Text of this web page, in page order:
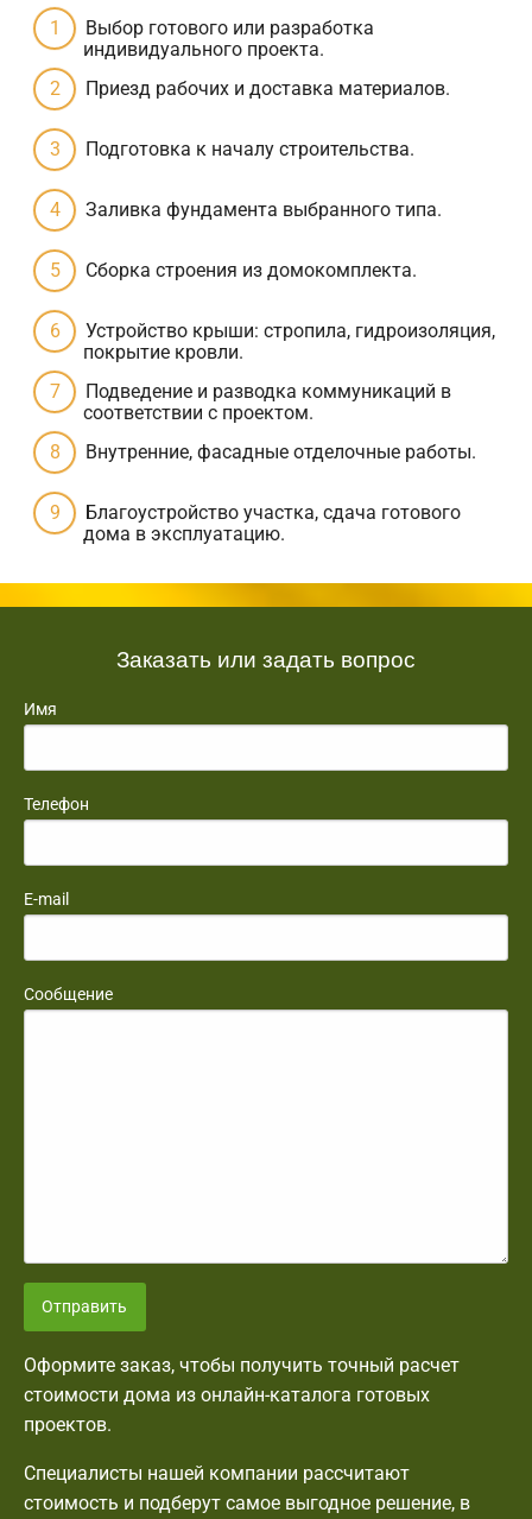
Выбор готового или разработка
индивидуального проекта.
Приезд рабочих и доставка материалов.
Подготовка к началу строительства.
Заливка фундамента выбранного типа.
Сборка строения из домокомплекта.
Устройство крыши: стропила, гидроизоляция,
покрытие кровли.
Подведение и разводка коммуникаций в
соответствии с проектом.
Внутренние, фасадные отделочные работы.
Благоустройство участка, сдача готового
дома в эксплуатацию.
Заказать или задать вопрос
Имя
Телефон
E-mail
Сообщение
Отправить
Оформите заказ, чтобы получить точный расчет
стоимости дома из онлайн-каталога готовых
проектов.
Специалисты нашей компании рассчитают
стоимость и подберут самое выгодное решение, в